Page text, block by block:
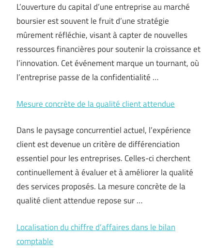
L’ouverture du capital d’une entreprise au marché
boursier est souvent le fruit d’une stratégie
mûrement réfléchie, visant à capter de nouvelles
ressources financières pour soutenir la croissance et
l’innovation. Cet événement marque un tournant, où
l’entreprise passe de la confidentialité …
Mesure concrète de la qualité client attendue
Dans le paysage concurrentiel actuel, l’expérience
client est devenue un critère de différenciation
essentiel pour les entreprises. Celles-ci cherchent
continuellement à évaluer et à améliorer la qualité
des services proposés. La mesure concrète de la
qualité client attendue repose sur …
Localisation du chiffre d’affaires dans le bilan
comptable